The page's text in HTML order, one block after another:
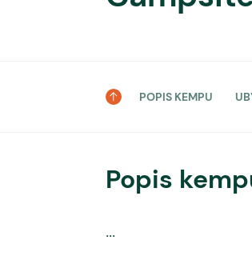
POPIS KEMPU
Popis
...